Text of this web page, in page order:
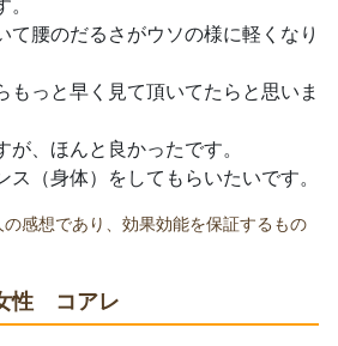
て腰のだるさがウソの様に軽くなり
もっと早く見て頂いてたらと思いま
、ほんと良かったです。
ス（身体）をしてもらいたいです。
感想であり、効果効能を保証するもの
性 コアレ